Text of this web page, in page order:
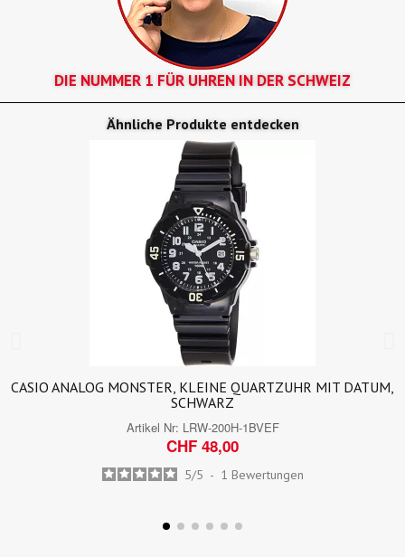
DIE NUMMER 1 FÜR UHREN IN DER SCHWEIZ
Ähnliche Produkte entdecken
CASIO ANALOG MONSTER, KLEINE QUARTZUHR MIT DATUM,
SCHWARZ
Artikel Nr: LRW-200H-1BVEF
CHF 48,00
5/5 - 1 Bewertungen